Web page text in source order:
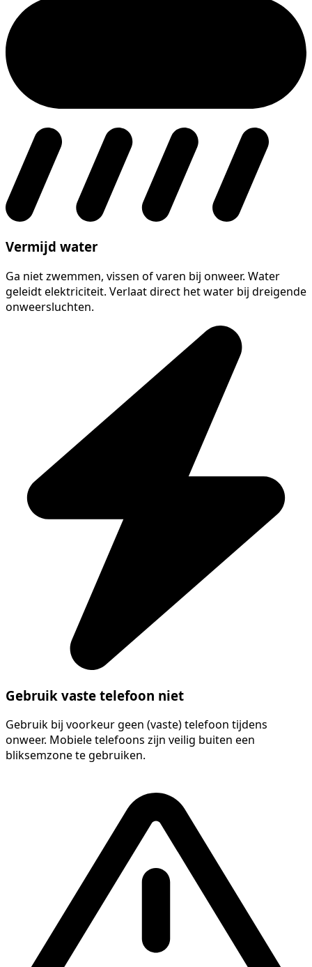
Vermijd water
Ga niet zwemmen, vissen of varen bij onweer. Water
geleidt elektriciteit. Verlaat direct het water bij dreigende
onweersluchten.
Gebruik vaste telefoon niet
Gebruik bij voorkeur geen (vaste) telefoon tijdens
onweer. Mobiele telefoons zijn veilig buiten een
bliksemzone te gebruiken.